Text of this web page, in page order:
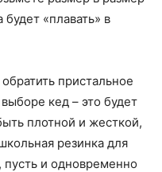
«плавать» в
пристальное
кед – это будет
плотной и жесткой,
резинка для
пусть и одновременно